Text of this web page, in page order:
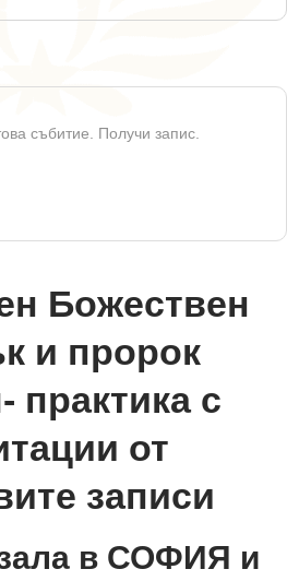
събитие. Получи запис.
Божествен
и пророк
практика с
от
записи
в СОФИЯ и